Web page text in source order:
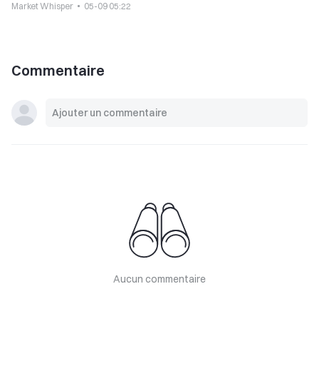
Market Whisper 05-09 05:22
Commentaire
Aucun commentaire